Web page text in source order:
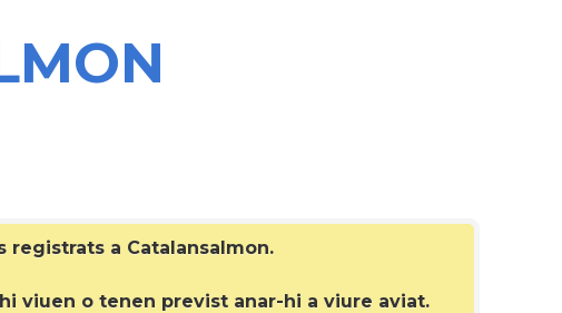
registrats a Catalansalmon.
viuen o tenen previst anar-hi a viure aviat.